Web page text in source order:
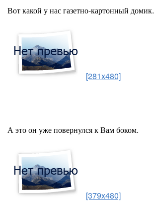
Вот какой у нас газетно-картонный домик.
[281x480]
А это он уже повернулся к Вам боком.
[379x480]